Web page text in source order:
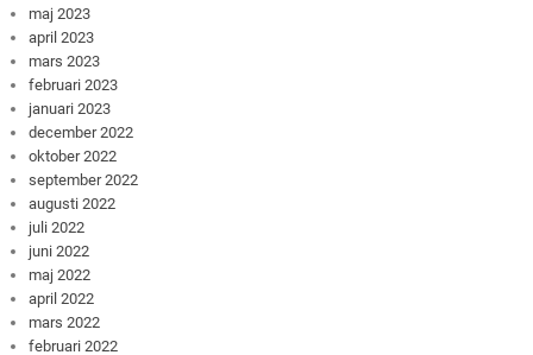
maj 2023
april 2023
mars 2023
februari 2023
januari 2023
december 2022
oktober 2022
september 2022
augusti 2022
juli 2022
juni 2022
maj 2022
april 2022
mars 2022
februari 2022